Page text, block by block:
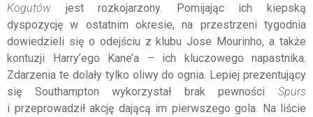
Kogutów jest rozkojarzony. Pomijając ich kiepską
dyspozycję w ostatnim okresie, na przestrzeni tygodnia
dowiedzieli się o odejściu z klubu Jose Mourinho, a także
kontuzji Harry’ego Kane’a – ich kluczowego napastnika.
Zdarzenia te dolały tylko oliwy do ognia. Lepiej prezentujący
się Southampton wykorzystał brak pewności Spurs
i przeprowadził akcję dającą im pierwszego gola. Na liście